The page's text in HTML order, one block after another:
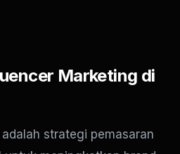
Marketing di
strategi pemasaran